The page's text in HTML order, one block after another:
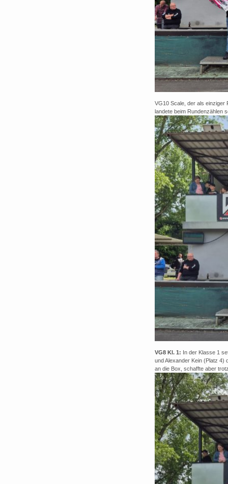
VG10 Scale, der als einziger
landete beim Rundenzählen
VG8 Kl. 1: In der Klasse 1
und Alexander Kein (Platz 4)
an die Box, schaffte aber